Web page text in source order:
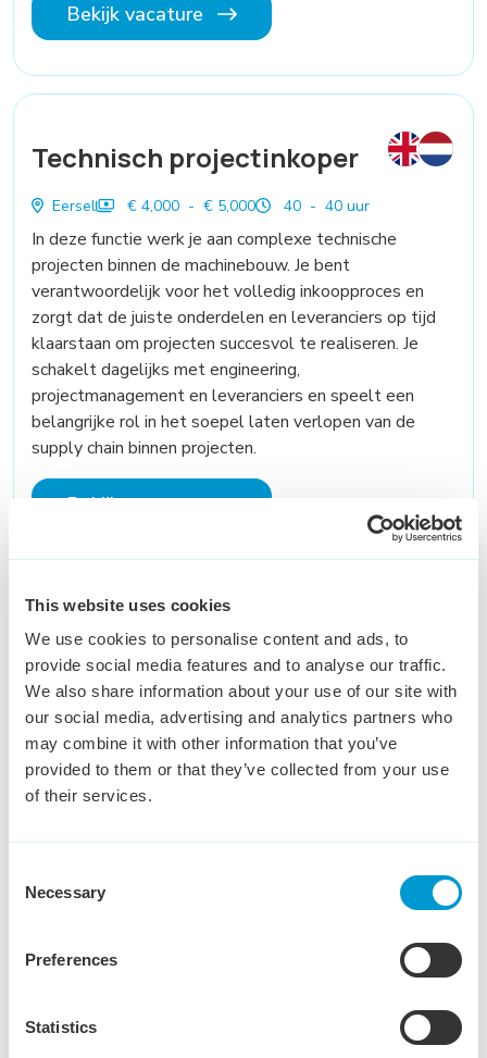
This website uses cookies
We use cookies to personalise content and ads, to
provide social media features and to analyse our traffic.
We also share information about your use of our site with
our social media, advertising and analytics partners who
may combine it with other information that you’ve
provided to them or that they’ve collected from your use
of their services.
Selection
Necessary
Preferences
Statistics
Bekijk vacature
Technisch projectinkoper
Eersel € 4,000 - € 5,000 40 - 40 uur
In deze functie werk je aan complexe technische
projecten binnen de machinebouw. Je bent
verantwoordelijk voor het volledig inkoopproces en
zorgt dat de juiste onderdelen en leveranciers op tijd
klaarstaan om projecten succesvol te realiseren. Je
schakelt dagelijks met engineering,
projectmanagement en leveranciers en speelt een
belangrijke rol in het soepel laten verlopen van de
supply chain binnen projecten.
Bekijk vacature
Inside Accountmanager
Frans
Den Bosch € 3,500 - € 4,000 32 - 40 uur
Ambitie, eigenaarschap en groei. Dat is waar deze rol
om draait. Je krijgt de ruimte om jouw markt te
ontwikkelen en mee te bouwen aan een team dat elke
Customer Service German